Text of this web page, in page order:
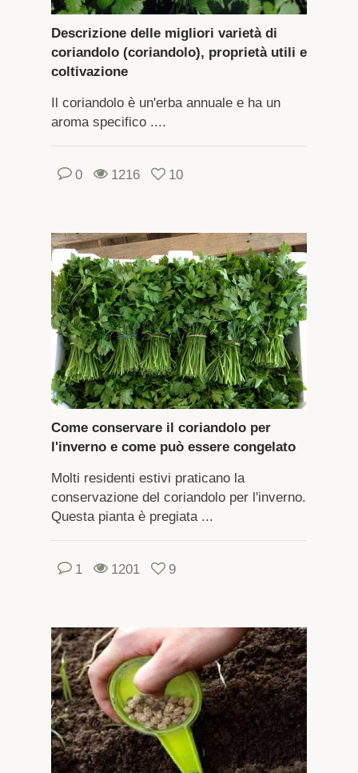
Descrizione delle migliori varietà di
coriandolo (coriandolo), proprietà utili e
coltivazione
Il coriandolo è un'erba annuale e ha un
aroma specifico ....
0 1216 10
Come conservare il coriandolo per
l'inverno e come può essere congelato
Molti residenti estivi praticano la
conservazione del coriandolo per l'inverno.
Questa pianta è pregiata ...
1 1201 9